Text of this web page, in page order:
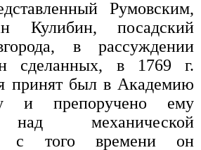
Румовским,
Кулибин, посадский
в рассуждении
сделанных, в 1769 г.
принят был в Академию
и препоручено ему
над механической
с того времени он